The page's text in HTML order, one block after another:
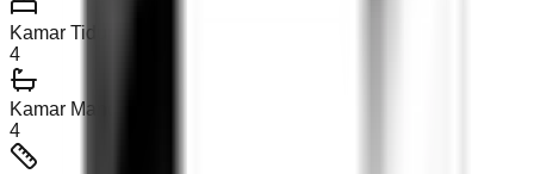
Kamar Tidur
4
Kamar Mandi
4